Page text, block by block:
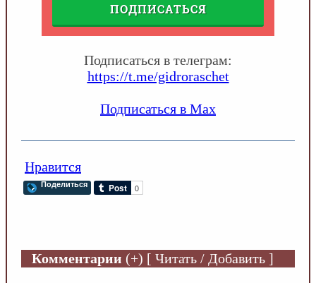
ПОДПИСАТЬСЯ
Подписаться в телеграм:
https://t.me/gidroraschet
Подписаться в Max
Нравится
Поделиться
Комментарии (+) [ Читать / Добавить ]